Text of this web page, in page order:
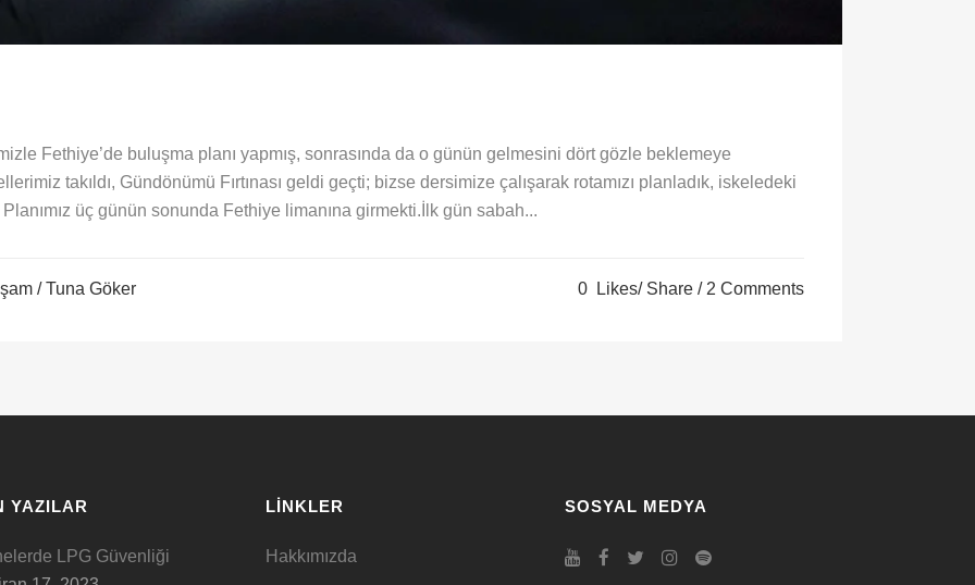
Fethiye’de buluşma planı yapmış, sonrasında da o günün gelmesini dört gözle beklemeye
takıldı, Gündönümü Fırtınası geldi geçti; bizse dersimize çalışarak rotamızı planladık, iskeledeki
üç günün sonunda Fethiye limanına girmekti.İlk gün sabah...
/ Tuna Göker 0 Likes Share 2 Comments
YAZILAR
LPG Güvenliği
LINKLER
Hakkımızda
SOSYAL MEDYA